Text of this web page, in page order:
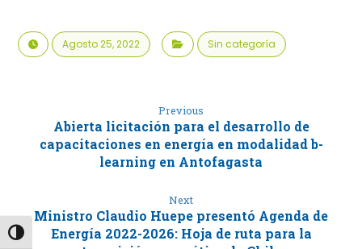
Alternar alto contraste
Agosto 25, 2022 Sin categoría
Previous
Abierta licitación para el desarrollo de
capacitaciones en energía en modalidad b-
learning en Antofagasta
Next
Ministro Claudio Huepe presentó Agenda de
Energía 2022-2026: Hoja de ruta para la